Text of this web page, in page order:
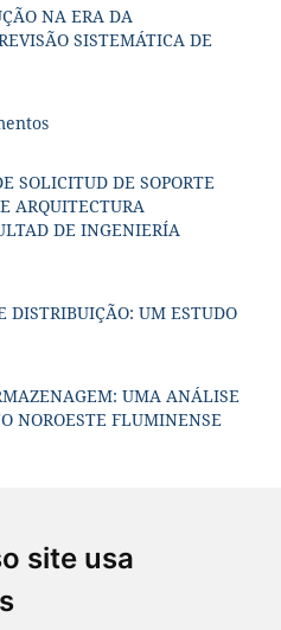
site usa
NA ERA DA
SISTEMÁTICA DE
SOLICITUD DE SOPORTE
ARQUITECTURA
DE INGENIERÍA
DISTRIBUIÇÃO: UM ESTUDO
UMA ANÁLISE
NOROESTE FLUMINENSE
com uma
4.0 Internacional